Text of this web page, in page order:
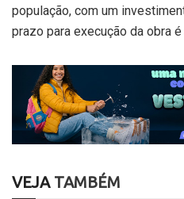
população, com um
prazo para execução da obra
VEJATAMBÉM